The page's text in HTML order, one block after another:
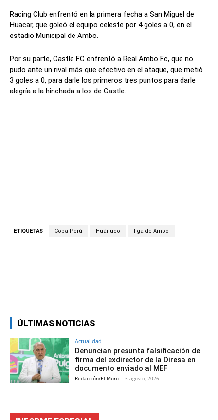
Racing Club enfrentó en la primera fecha a San Miguel de
Huacar, que goleó el equipo celeste por 4 goles a 0, en el
estadio Municipal de Ambo.
Por su parte, Castle FC enfrentó a Real Ambo Fc, que no
pudo ante un rival más que efectivo en el ataque, que metió
3 goles a 0, para darle los primeros tres puntos para darle
alegría a la hinchada a los de Castle.
ETIQUETAS Copa Perú Huánuco liga de Ambo
ÚLTIMAS NOTICIAS
Actualidad
Denuncian presunta falsificación de
firma del exdirector de la Diresa en
documento enviado al MEF
Redacción/El Muro - 5 agosto, 2026